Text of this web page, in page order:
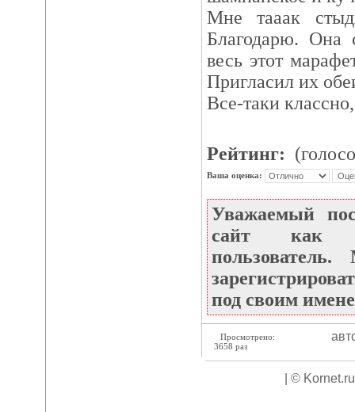
Мне тааак
Благодарю. Она
весь этот
Пригласил их
Все-таки
Рейтинг:
Ваша оценка:
Уважаемый
сайт как
под своим
Просмотрено:
3658 раз
| ©